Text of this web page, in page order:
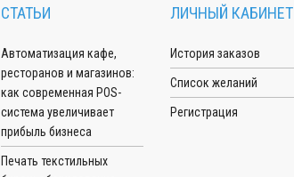
СТАТЬИ
Автоматизация кафе,
ресторанов и магазинов:
как современная POS-
система увеличивает
прибыль бизнеса
Печать текстильных
ЛИЧНЫЙ КАБИНЕТ
История заказов
Список желаний
Регистрация